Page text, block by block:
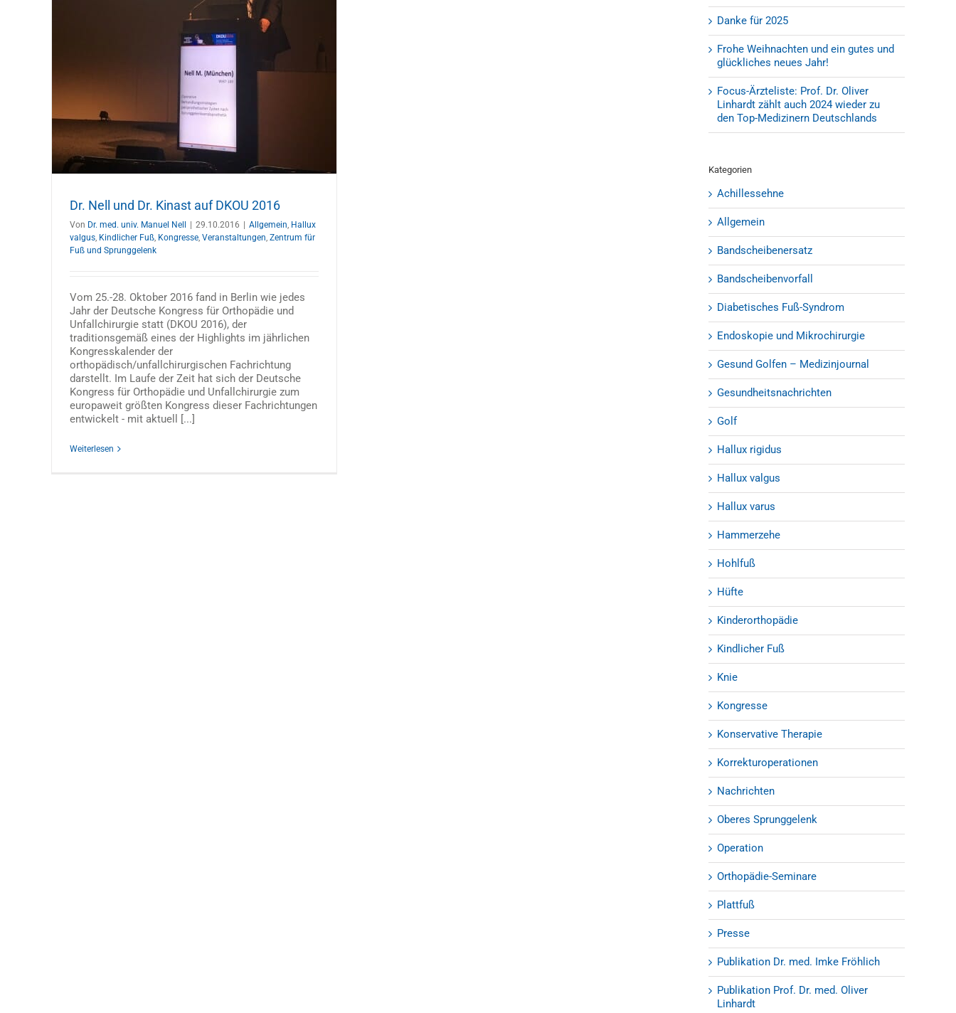
Dr. Nell und Dr. Kinast auf DKOU 2016
Von Dr. med. univ. Manuel Nell 29.10.2016 Allgemein, Hallux
valgus, Kindlicher Fuß, Kongresse, Veranstaltungen, Zentrum für
Fuß und Sprunggelenk
Vom 25.-28. Oktober 2016 fand in Berlin wie jedes
Jahr der Deutsche Kongress für Orthopädie und
Unfallchirurgie statt (DKOU 2016), der
traditionsgemäß eines der Highlights im jährlichen
Kongresskalender der
orthopädisch/unfallchirurgischen Fachrichtung
darstellt. Im Laufe der Zeit hat sich der Deutsche
Kongress für Orthopädie und Unfallchirurgie zum
europaweit größten Kongress dieser Fachrichtungen
entwickelt - mit aktuell [...]
Weiterlesen
Danke für 2025
Frohe Weihnachten und ein gutes und
glückliches neues Jahr!
Focus-Ärzteliste: Prof. Dr. Oliver
Linhardt zählt auch 2024 wieder zu
den Top-Medizinern Deutschlands
Kategorien
Achillessehne
Allgemein
Bandscheibenersatz
Bandscheibenvorfall
Diabetisches Fuß-Syndrom
Endoskopie und Mikrochirurgie
Gesund Golfen – Medizinjournal
Gesundheitsnachrichten
Golf
Hallux rigidus
Hallux valgus
Hallux varus
Hammerzehe
Hohlfuß
Hüfte
Kinderorthopädie
Kindlicher Fuß
Knie
Kongresse
Konservative Therapie
Korrekturoperationen
Nachrichten
Oberes Sprunggelenk
Operation
Orthopädie-Seminare
Plattfuß
Presse
Publikation Dr. med. Imke Fröhlich
Publikation Prof. Dr. med. Oliver
Linhardt